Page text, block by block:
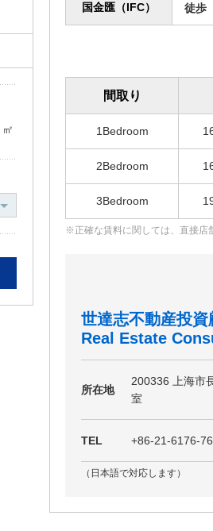
㎡
国金匯（IFC） 徒歩
間取り
1Bedroom
2Bedroom
3Bedroom
正確な賃料に関しては、直接店
世達志不動産投
Real Estate
所在地
200336 上海市
室
TEL +86-21-6176-
（日本語で対応します）